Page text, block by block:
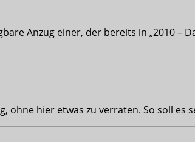
Anzug einer, der bereits in „2010 –
ohne hier etwas zu verraten. So soll es